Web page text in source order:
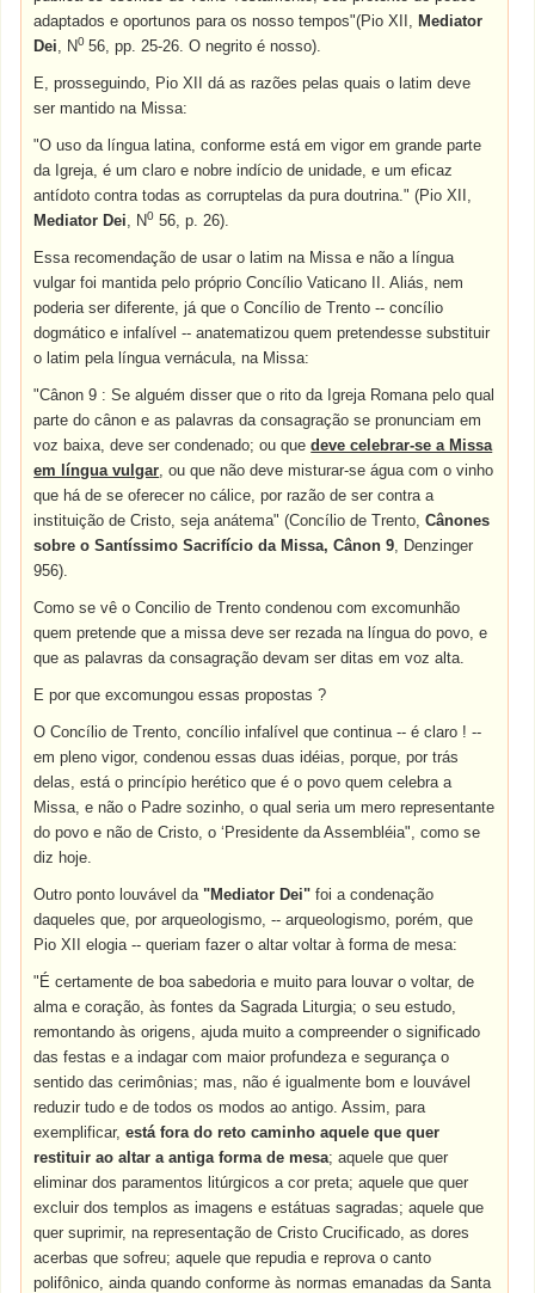
adaptados e oportunos para os nosso tempos"(Pio XII, Mediator
Dei, N0 56, pp. 25-26. O negrito é nosso).
E, prosseguindo, Pio XII dá as razões pelas quais o latim deve
ser mantido na Missa:
"O uso da língua latina, conforme está em vigor em grande parte
da Igreja, é um claro e nobre indício de unidade, e um eficaz
antídoto contra todas as corruptelas da pura doutrina." (Pio XII,
Mediator Dei, N0 56, p. 26).
Essa recomendação de usar o latim na Missa e não a língua
vulgar foi mantida pelo próprio Concílio Vaticano II. Aliás, nem
poderia ser diferente, já que o Concílio de Trento -- concílio
dogmático e infalível -- anatematizou quem pretendesse substituir
o latim pela língua vernácula, na Missa:
"Cânon 9 : Se alguém disser que o rito da Igreja Romana pelo qual
parte do cânon e as palavras da consagração se pronunciam em
voz baixa, deve ser condenado; ou quedeve celebrar-se a Missa
em língua vulgar, ou que não deve misturar-se água com o vinho
que há de se oferecer no cálice, por razão de ser contra a
instituição de Cristo, seja anátema" (Concílio de Trento,Cânones
sobre o Santíssimo Sacrifício da Missa, Cânon 9, Denzinger
956).
Como se vê o Concilio de Trento condenou com excomunhão
quem pretende que a missa deve ser rezada na língua do povo, e
que as palavras da consagração devam ser ditas em voz alta.
E por que excomungou essas propostas ?
O Concílio de Trento, concílio infalível que continua -- é claro ! --
em pleno vigor, condenou essas duas idéias, porque, por trás
delas, está o princípio herético que é o povo quem celebra a
Missa, e não o Padre sozinho, o qual seria um mero representante
do povo e não de Cristo, o ‘Presidente da Assembléia", como se
diz hoje.
Outro ponto louvável da"Mediator Dei" foi a condenação
daqueles que, por arqueologismo, -- arqueologismo, porém, que
Pio XII elogia -- queriam fazer o altar voltar à forma de mesa:
"É certamente de boa sabedoria e muito para louvar o voltar, de
alma e coração, às fontes da Sagrada Liturgia; o seu estudo,
remontando às origens, ajuda muito a compreender o significado
das festas e a indagar com maior profundeza e segurança o
sentido das cerimônias; mas, não é igualmente bom e louvável
reduzir tudo e de todos os modos ao antigo. Assim, para
exemplificar,está fora do reto caminho aquele que quer
restituir ao altar a antiga forma de mesa; aquele que quer
eliminar dos paramentos litúrgicos a cor preta; aquele que quer
excluir dos templos as imagens e estátuas sagradas; aquele que
quer suprimir, na representação de Cristo Crucificado, as dores
acerbas que sofreu; aquele que repudia e reprova o canto
polifônico, ainda quando conforme às normas emanadas da Santa